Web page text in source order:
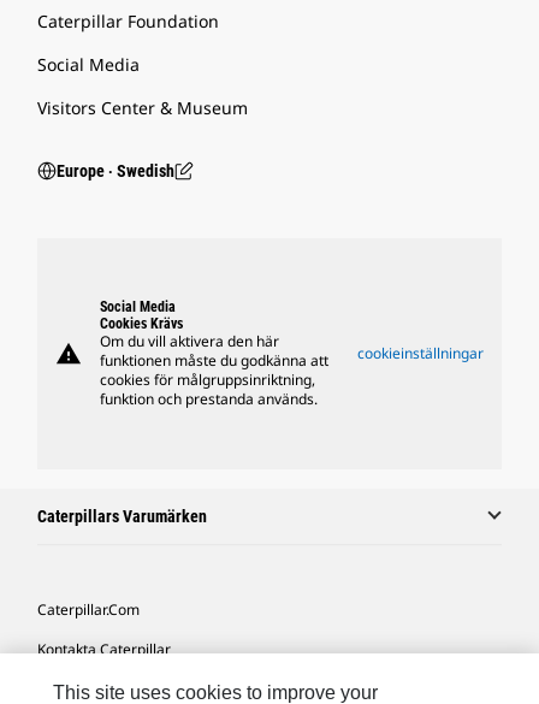
Caterpillar Foundation
Social Media
Visitors Center & Museum
Europe ‧ Swedish
warning
Social Media
Cookies Krävs
Om du vill aktivera den här
funktionen måste du godkänna att
cookies för målgruppsinriktning,
funktion och prestanda används.
cookieinställningar
Caterpillars Varumärken
Caterpillar.com
Kontakta Caterpillar
Mina Marknadsföringspreferenser
This site uses cookies to improve your